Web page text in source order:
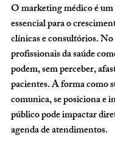
O marketing médico é
essencial para o
clínicas e consultórios.
profissionais da saúde
podem, sem perceber,
pacientes. A forma como
comunica, se posiciona e
público pode impactar
agenda de atendimentos.